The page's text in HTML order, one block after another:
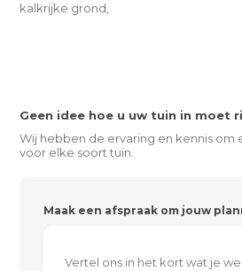
kalkrijke grond,
Geen idee hoe u uw tuin in moet
Wij hebben de ervaring en kennis
voor elke soort tuin.
Maak een afspraak om jouw